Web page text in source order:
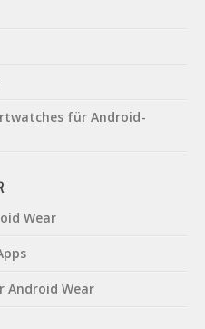
für Android-
Wear
Android Wear